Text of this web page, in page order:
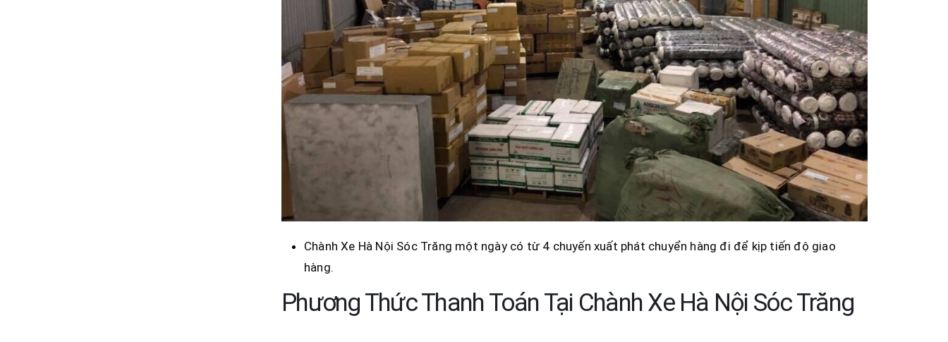
Chành Xe Hà Nội Sóc Trăng một ngày có từ 4 chuyến xuất phát chuyển hàng đi để kịp tiến độ giao
hàng.
Phương Thức Thanh Toán Tại Chành Xe Hà Nội Sóc Trăng